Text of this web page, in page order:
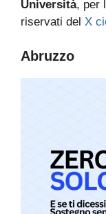
Università, per
riservati del X
Abruzzo